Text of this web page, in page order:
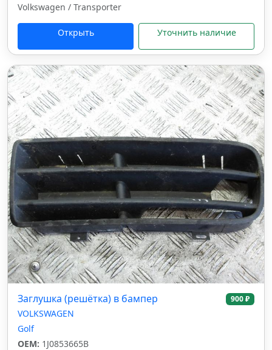
Volkswagen / Transporter
Открыть Уточнить наличие
Заглушка (решётка) в бампер 900 ₽
VOLKSWAGEN
Golf
OEM: 1J0853665B